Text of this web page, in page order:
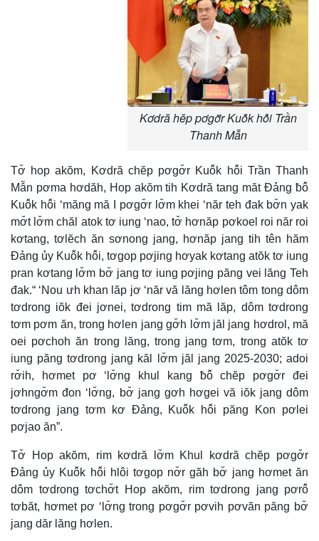
Kơdră hĕp pơgơ̆r Kuô̆k hô̆i Trần
Thanh Mẫn
Tơ̆ hop akŏm, Kơdră chĕp pơgơ̆r Kuô̆k hô̆i Trần Thanh
Mẫn pơma hơdăh, Hop akŏm tih Kơdră tang măt Đảng ƀô̆
Kuô̆k hô̆i ‘măng mă I pơgơ̆r lơ̆m khei ‘năr teh đak bơ̆n yak
mơ̆t lơ̆m chăl atok tơ iung ‘nao, tơ̆ hơnăp pơkoel roi năr roi
kơtang, tơlĕch ăn sơnong jang, hơnăp jang tih tên hăm
Đảng ủy Kuô̆k hô̆i, tơgop pơjing hơyak kơtang atŏk tơ iung
pran kơtang lơ̆m bơ̆ jang tơ iung pơjing păng vei lăng Teh
đak.“ ‘Nou ưh khan lăp jơ ‘năr vă lăng hơlen tôm tong dôm
tơdrong iŏk đei jơnei, tơdrong tim mă lăp, dôm tơdrong
tơm pơm ăn, trong hơlen jang gơ̆h lơ̆m jăl jang hơdrol, mă
oei pơchoh ăn trong lăng, trong jang tơm, trong atŏk tơ
iung păng tơdrong jang kăl lơ̆m jăl jang 2025-2030; adoi
rơ̆ih, hơmet pơ ‘lơ̆ng khul kang ƀô̆ chĕp pơgơ̆r đei
jơhngơ̆m đon ‘lơ̆ng, bơ̆ jang gơh hơgei vă iŏk jang dôm
tơdrong jang tơm kơ Đảng, Kuô̆k hô̆i păng Kon pơlei
pơjao ăn”.
Tơ̆ Hop akŏm, rim kơdră lơ̆m Khul kơdră chĕp pơgơ̆r
Đảng ủy Kuô̆k hô̆i hlôi tơgop nơ̆r găh bơ̆ jang hơmet ăn
dôm tơdrong tơchơ̆t Hop akŏm, rim tơdrong jang pơrô̆
tơbăt, hơmet pơ ‘lơ̆ng trong pơgơ̆r pơvih pơvăn păng bơ̆
jang dăr lăng hơlen.